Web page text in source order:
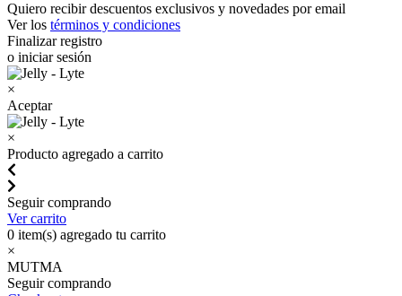
Quiero recibir descuentos exclusivos y novedades por email
Ver los términos y condiciones
Finalizar registro
o iniciar sesión
×
Aceptar
×
Producto agregado a carrito
Seguir comprando
Ver carrito
0 item(s) agregado tu carrito
×
MUTMA
Seguir comprando